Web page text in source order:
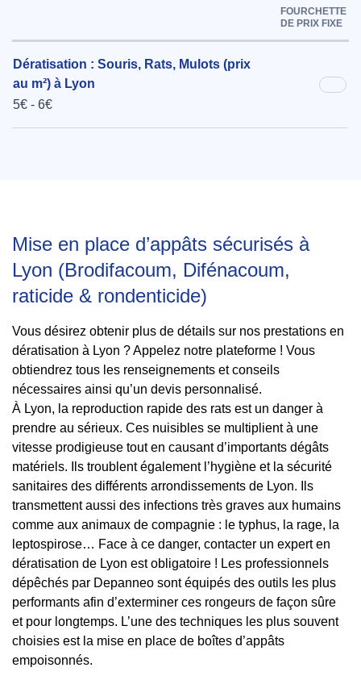
FOURCHETTE
DE PRIX FIXE
Dératisation : Souris, Rats, Mulots (prix
au m²) à Lyon
5€ - 6€
Mise en place d’appâts sécurisés à
Lyon (Brodifacoum, Difénacoum,
raticide & rondenticide)
Vous désirez obtenir plus de détails sur nos prestations en
dératisation à Lyon ? Appelez notre plateforme ! Vous
obtiendrez tous les renseignements et conseils
nécessaires ainsi qu’un devis personnalisé.
À Lyon, la reproduction rapide des rats est un danger à
prendre au sérieux. Ces nuisibles se multiplient à une
vitesse prodigieuse tout en causant d’importants dégâts
matériels. Ils troublent également l’hygiène et la sécurité
sanitaires des différents arrondissements de Lyon. Ils
transmettent aussi des infections très graves aux humains
comme aux animaux de compagnie : le typhus, la rage, la
leptospirose… Face à ce danger, contacter un expert en
dératisation de Lyon est obligatoire ! Les professionnels
dépêchés par Depanneo sont équipés des outils les plus
performants afin d’exterminer ces rongeurs de façon sûre
et pour longtemps. L’une des techniques les plus souvent
choisies est la mise en place de boîtes d’appâts
empoisonnés.